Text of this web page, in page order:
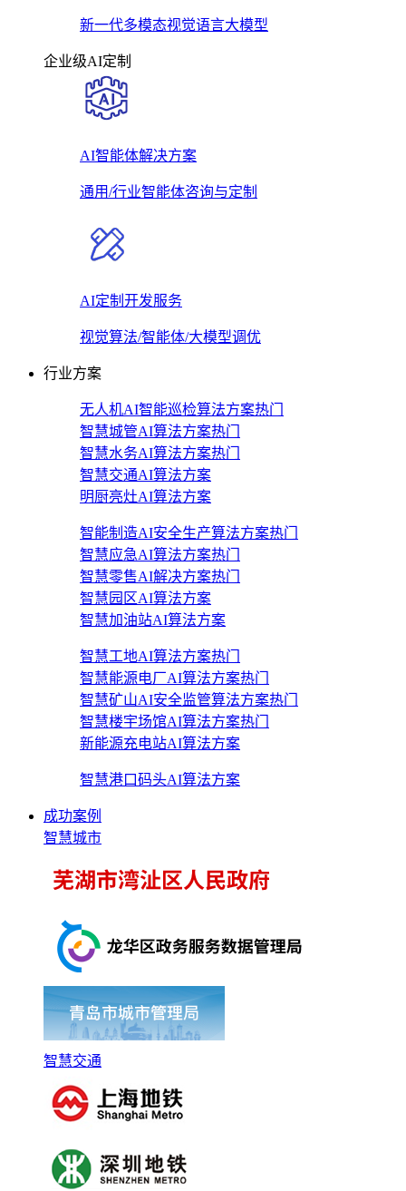
新一代多模态视觉语言大模型
企业级AI定制
AI智能体解决方案
通用/行业智能体咨询与定制
AI定制开发服务
视觉算法/智能体/大模型调优
行业方案
无人机AI智能巡检算法方案热门
智慧城管AI算法方案热门
智慧水务AI算法方案热门
智慧交通AI算法方案
明厨亮灶AI算法方案
智能制造AI安全生产算法方案热门
智慧应急AI算法方案热门
智慧零售AI解决方案热门
智慧园区AI算法方案
智慧加油站AI算法方案
智慧工地AI算法方案热门
智慧能源电厂AI算法方案热门
智慧矿山AI安全监管算法方案热门
智慧楼宇场馆AI算法方案热门
新能源充电站AI算法方案
智慧港口码头AI算法方案
成功案例
智慧城市
智慧交通